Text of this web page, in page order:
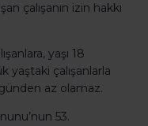
çalışanın izin hakkı
yaşı 18
yaştaki çalışanlarla
az olamaz.
53.